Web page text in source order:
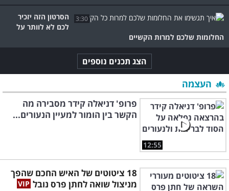
3:30
הסרטון הזה יזכיר
לכם לא לוותר על
החלומות שלכם למרות הקשיים
הצג תכנים נוספים
העצמה
12:55
פרופ' דניאלה קידר מסבירה מה
הקשר בין הומור למעיין הנעורים...
18 ציטוטים של האיש החכם שהפך
מניצול שואה לחתן פרס נובל